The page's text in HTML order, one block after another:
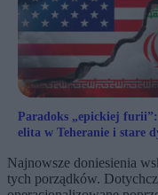
Paradoks „epickiej
elita w Teheranie i stare
Najnowsze doniesienia
tych porządków.